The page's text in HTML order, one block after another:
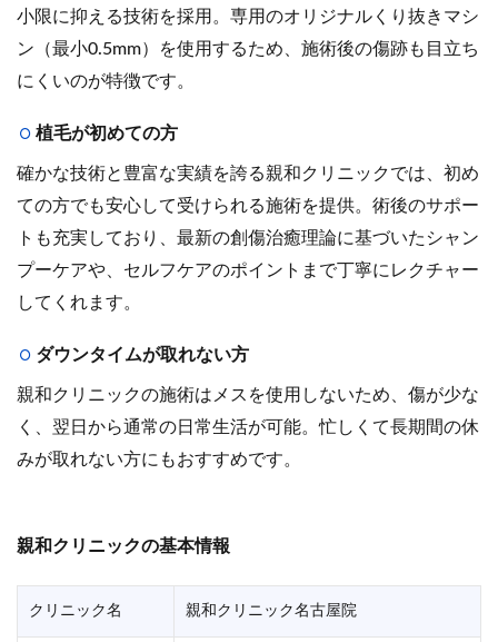
小限に抑える技術を採用。専用のオリジナルくり抜きマシ
ン（最小0.5mm）を使用するため、施術後の傷跡も目立ち
にくいのが特徴です。
植毛が初めての方
確かな技術と豊富な実績を誇る親和クリニックでは、初め
ての方でも安心して受けられる施術を提供。術後のサポー
トも充実しており、最新の創傷治癒理論に基づいたシャン
プーケアや、セルフケアのポイントまで丁寧にレクチャー
してくれます。
ダウンタイムが取れない方
親和クリニックの施術はメスを使用しないため、傷が少な
く、翌日から通常の日常生活が可能。忙しくて長期間の休
みが取れない方にもおすすめです。
親和クリニックの基本情報
クリニック名 親和クリニック名古屋院